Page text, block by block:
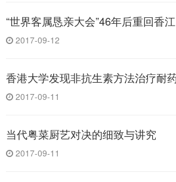
“世界客属恳亲大会”46年后重回香江
2017-09-12
香港大学发现非抗生素方法治疗耐
2017-09-11
当代粤菜厨艺对决的细致与讲究
2017-09-11